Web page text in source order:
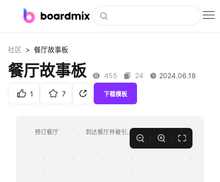
社区资源
社区 > 餐厅故事板
餐厅故事板 455 24 2024.06.18
1 7 下载模板